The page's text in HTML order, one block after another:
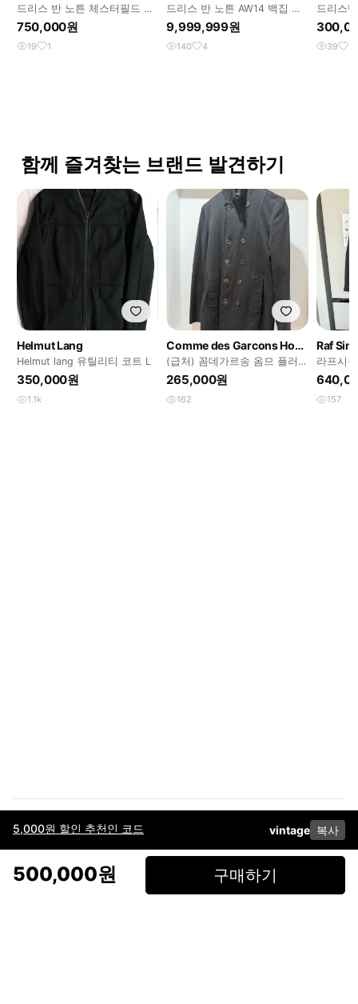
5,000원 할인 추천인 코드 vintage 복사
500,000원 구매하기
드리스 반 노튼 체스터필드 코
트 100~105
750,000원
19 1
드리스 반 노튼 AW14 백집 봄
버 몰스킨
9,999,999원
140 4
드리스
레이저
39 5
함께 즐겨찾는 브랜드 발견하기
Helmut Lang
Helmut lang 유틸리티 코트 L
350,000원
1.1k
Comme des Garcons Homme Plus
(급처) 꼼데가르송 옴므 플러
스 피코트 S
265,000원
162
Raf
라프시
치 코트
157
이용약관고객센터판매개인정보 처리방침사업자 정보다운로드
페이스북